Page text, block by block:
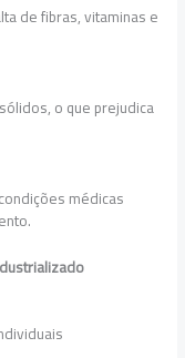
de fibras, vitaminas e
o que prejudica
médicas